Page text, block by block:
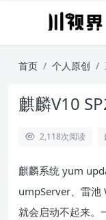
首页 个人原创
麒麟V10
2,118次阅读
麒麟系统 yum
umpServer、雷池
就会启动不起来。